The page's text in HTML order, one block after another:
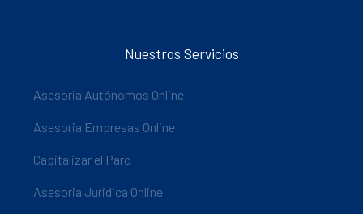
Nuestros Servicios
Asesoria Autónomos Online
Asesoria Empresas Online
Capitalizar el Paro
Asesoria Juridica Online